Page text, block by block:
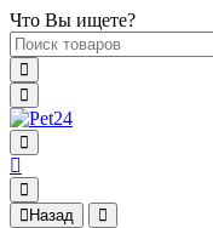
Что Вы ищете?
Назад